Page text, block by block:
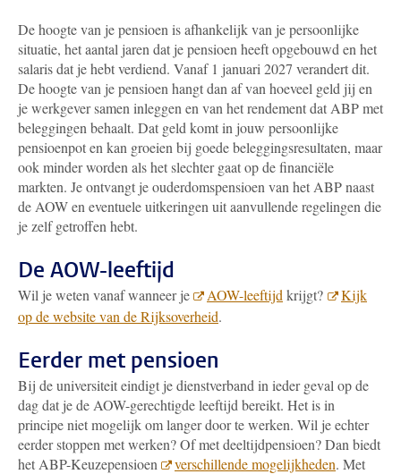
De hoogte van je pensioen is afhankelijk van je persoonlijke
situatie, het aantal jaren dat je pensioen heeft opgebouwd en het
salaris dat je hebt verdiend. Vanaf 1 januari 2027 verandert dit.
De hoogte van je pensioen hangt dan af van hoeveel geld jij en
je werkgever samen inleggen en van het rendement dat ABP met
beleggingen behaalt. Dat geld komt in jouw persoonlijke
pensioenpot en kan groeien bij goede beleggingsresultaten, maar
ook minder worden als het slechter gaat op de financiële
markten. Je ontvangt je ouderdomspensioen van het ABP naast
de AOW en eventuele uitkeringen uit aanvullende regelingen die
je zelf getroffen hebt.
De AOW-leeftijd
Wil je weten vanaf wanneer je AOW-leeftijd krijgt?
Kijk
op de website van de Rijksoverheid.
Eerder met pensioen
Bij de universiteit eindigt je dienstverband in ieder geval op de
dag dat je de AOW-gerechtigde leeftijd bereikt. Het is in
principe niet mogelijk om langer door te werken. Wil je echter
eerder stoppen met werken? Of met deeltijdpensioen? Dan biedt
het ABP-Keuzepensioen
verschillende mogelijkheden. Met